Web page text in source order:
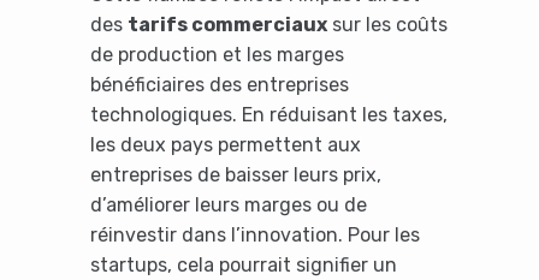
des tarifs commerciauxsur les coûts
de production et les marges
bénéficiaires des entreprises
technologiques. En réduisant les taxes,
les deux pays permettent aux
entreprises de baisser leurs prix,
d’améliorer leurs marges ou de
réinvestir dans l’innovation. Pour les
startups, cela pourrait signifier un